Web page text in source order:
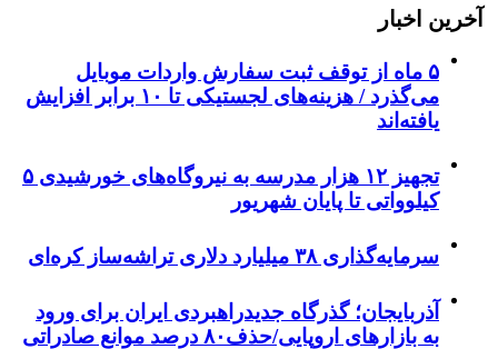
آخرین اخبار
۵ ماه از توقف ثبت سفارش واردات موبایل
می‌گذرد / هزینه‌های لجستیکی تا ۱۰ برابر افزایش
یافته‌اند
تجهیز ۱۲ هزار مدرسه به نیروگاه‌های خورشیدی ۵
کیلوواتی تا پایان شهریور
سرمایه‌گذاری ۳۸ میلیارد دلاری تراشه‌ساز کره‌ای
آذربایجان؛ گذرگاه جدیدراهبردی ایران برای ورود
به بازارهای اروپایی/حذف۸۰ درصد موانع صادراتی